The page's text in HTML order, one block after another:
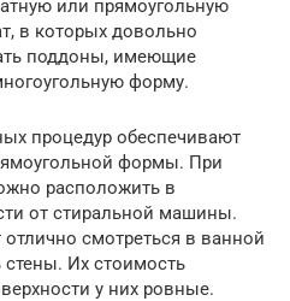
или прямоугольную
в которых довольно
поддоны, имеющие
форму.
процедур обеспечивают
формы. При
расположить в
от стиральной машины.
смотреться в ванной
Их стоимость
у них ровные.